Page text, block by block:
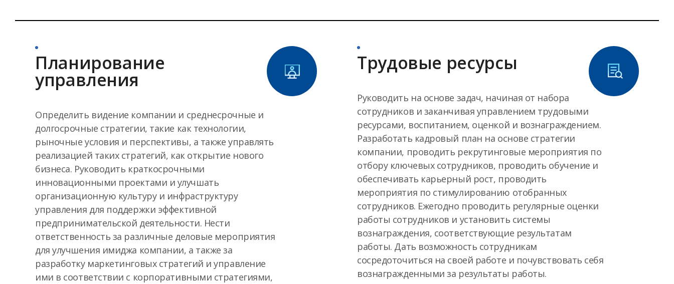
Планирование
управления
Определить видение компании и среднесрочные и
долгосрочные стратегии, такие как технологии,
рыночные условия и перспективы, а также управлять
реализацией таких стратегий, как открытие нового
бизнеса. Руководить краткосрочными
инновационными проектами и улучшать
организационную культуру и инфраструктуру
управления для поддержки эффективной
предпринимательской деятельности. Нести
ответственность за различные деловые мероприятия
для улучшения имиджа компании, а также за
разработку маркетинговых стратегий и управление
ими в соответствии с корпоративными стратегиями,
Трудовые ресурсы
Руководить на основе задач, начиная от набора
сотрудников и заканчивая управлением трудовыми
ресурсами, воспитанием, оценкой и вознаграждением.
Разработать кадровый план на основе стратегии
компании, проводить рекрутинговые мероприятия по
отбору ключевых сотрудников, проводить обучение и
обеспечивать карьерный рост, проводить
мероприятия по стимулированию отобранных
сотрудников. Ежегодно проводить регулярные оценки
работы сотрудников и установить системы
вознаграждения, соответствующие результатам
работы. Дать возможность сотрудникам
сосредоточиться на своей работе и почувствовать себя
вознагражденными за результаты работы.